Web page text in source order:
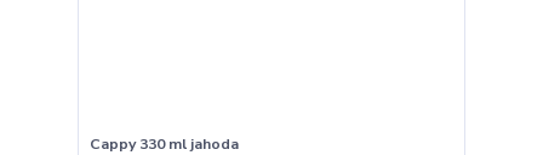
Cappy 330 ml jahoda